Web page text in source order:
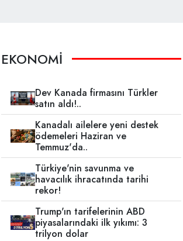
EKONOMİ
Dev Kanada firmasını Türkler
satın aldı!..
Kanadalı ailelere yeni destek
ödemeleri Haziran ve
Temmuz'da..
Türkiye'nin savunma ve
havacılık ihracatında tarihi
rekor!
Trump'ın tarifelerinin ABD
piyasalarındaki ilk yıkımı: 3
trilyon dolar